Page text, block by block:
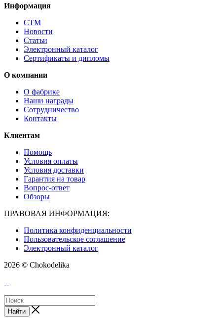
Информация
СТМ
Новости
Статьи
Электронный каталог
Сертификаты и дипломы
О компании
О фабрике
Наши награды
Сотрудничество
Контакты
Клиентам
Помощь
Условия оплаты
Условия доставки
Гарантия на товар
Вопрос-ответ
Обзоры
ПРАВОВАЯ ИНФОРМАЦИЯ:
Политика конфиденциальности
Пользовательское соглашение
Электронный каталог
2026 © Chokodelika
Найти